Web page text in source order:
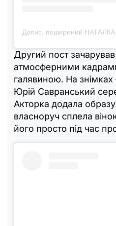
Другий пост зачарував
атмосферними
галявиною. На знімках
Юрій Савранський
Акторка додала
власноруч сплела
його просто під час